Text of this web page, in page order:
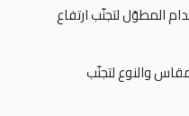
المطوّل لتجنّب ارتفاع
والنوع لتجنّب